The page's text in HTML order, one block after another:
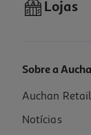
Bebida
2.38 €/Lt
Lojas
Sobre a
Auchan
Notícias